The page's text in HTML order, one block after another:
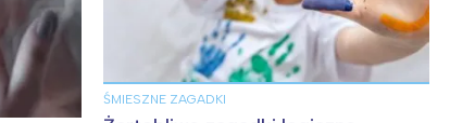
ŚMIESZNE ZAGADKI